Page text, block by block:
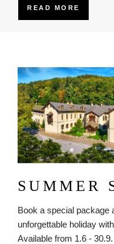
READ MORE
Obrázok
SUMMER
Book a special package
unforgettable holiday
Available from 1.6 - 30.9.